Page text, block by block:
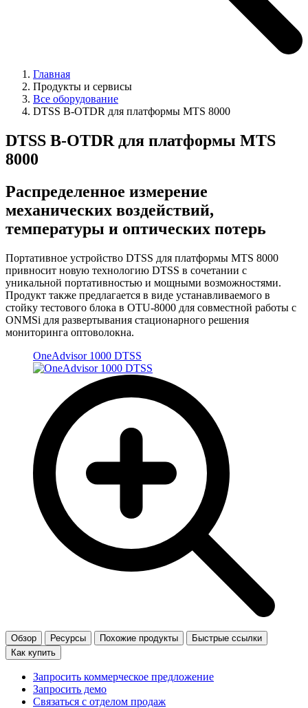
Главная
Продукты и сервисы
Все оборудование
DTSS B-OTDR для платформы MTS 8000
DTSS B-OTDR для платформы MTS
8000
Распределенное измерение
механических воздействий,
температуры и оптических потерь
Портативное устройство DTSS для платформы MTS 8000
привносит новую технологию DTSS в сочетании с
уникальной портативностью и мощными возможностями.
Продукт также предлагается в виде устанавливаемого в
стойку тестового блока в OTU-8000 для совместной работы с
ONMSi для развертывания стационарного решения
мониторинга оптоволокна.
OneAdvisor 1000 DTSS
Обзор Ресурсы Похожие продукты
Быстрые ссылки
Как купить
Запросить коммерческое предложение
Запросить демо
Связаться с отделом продаж